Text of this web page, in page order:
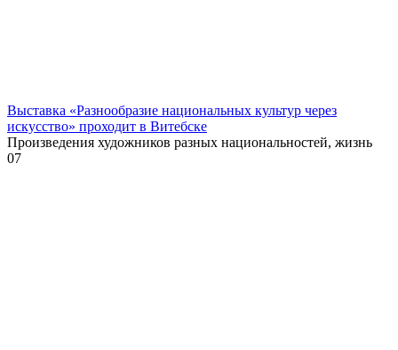
Выставка «Разнообразие национальных культур через
искусство» проходит в Витебске
Произведения художников разных национальностей, жизнь
07